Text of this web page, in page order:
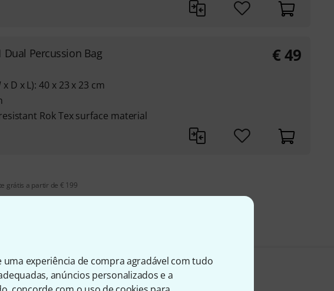
experiência de compra agradável com tudo
anúncios personalizados e a
Dual Percussion Bag
D x L): 40 x 23 x 23 cm
Rok Tex surface material
€49
grátis a partir de € 199
os preços incl. IVA